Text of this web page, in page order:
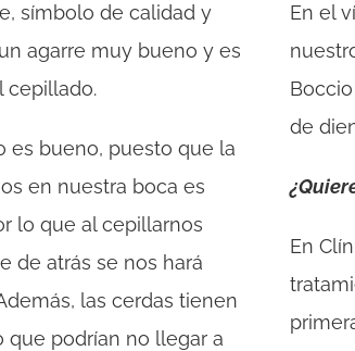
símbolo de calidad y
agarre muy bueno y es
cepillado.
es bueno, puesto que la
en nuestra boca es
lo que al cepillarnos
de atrás se nos hará
las cerdas tienen
podrían no llegar a
En el
de
En